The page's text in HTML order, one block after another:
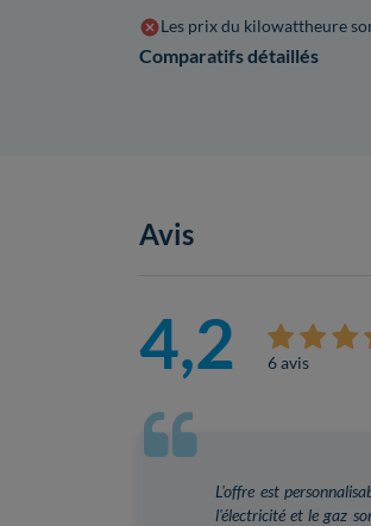
Les prix du kilowattheure
Comparatifs détaillés
Avis
4,2 6 avis
L'offre est
l'électricité et le gaz